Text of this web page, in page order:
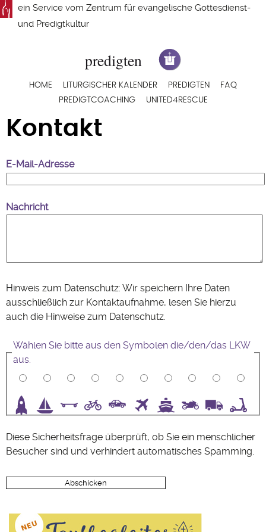
Direkt
zum
ein Service vom Zentrum für evangelische Gottesdienst-
und Predigtkultur
Hauptnavigation
HOME LITURGISCHER KALENDER PREDIGTEN
FAQ
PREDIGTCOACHING
UNITED4RESCUE
Kontakt
E-Mail-Adresse
Nachricht
Hinweis zum Datenschutz: Wir speichern Ihre Daten
ausschließlich zur Kontaktaufnahme, lesen Sie hierzu
auch die Hinweise zum Datenschutz.
Wählen Sie bitte aus den Symbolen die/den/das LKW
aus.
Diese Sicherheitsfrage überprüft, ob Sie ein menschlicher
Besucher sind und verhindert automatisches Spamming.